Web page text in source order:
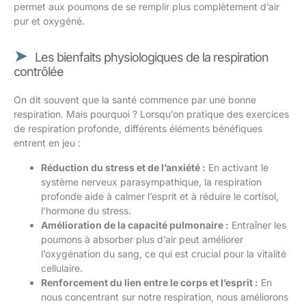
permet aux poumons de se remplir plus complètement d’air
pur et oxygéné.
Les bienfaits physiologiques de la respiration
contrôlée
On dit souvent que la santé commence par une bonne
respiration. Mais pourquoi ? Lorsqu’on pratique des exercices
de respiration profonde, différents éléments bénéfiques
entrent en jeu :
Réduction du stress et de l’anxiété : En activant le
système nerveux parasympathique, la respiration
profonde aide à calmer l’esprit et à réduire le cortisol,
l’hormone du stress.
Amélioration de la capacité pulmonaire : Entraîner les
poumons à absorber plus d’air peut améliorer
l’oxygénation du sang, ce qui est crucial pour la vitalité
cellulaire.
Renforcement du lien entre le corps et l’esprit : En
nous concentrant sur notre respiration, nous améliorons